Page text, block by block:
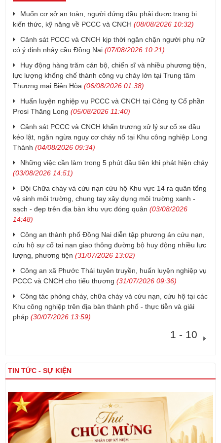
Muốn cơ sở an toàn, người đứng đầu phải được trang bị
kiến thức, kỹ năng về PCCC và CNCH (08/08/2026 10:32)
Cảnh sát PCCC và CNCH kịp thời ngăn chặn người phụ nữ
có ý định nhảy cầu Đồng Nai (07/08/2026 10:21)
Huy động hàng trăm cán bộ, chiến sĩ và nhiều phương tiện,
lực lượng khống chế thành công vụ cháy lớn tại Trung tâm
Thương mại Biên Hòa (06/08/2026 01:38)
Huấn luyện nghiệp vụ PCCC và CNCH tại Công ty Cổ phần
Prosi Thăng Long (05/08/2026 11:40)
Cảnh sát PCCC và CNCH khẩn trương xử lý sự cố xe đầu
kéo lật, ngăn ngừa nguy cơ cháy nổ tại Khu công nghiệp Long
Thành (04/08/2026 09:34)
Những việc cần làm trong 5 phút đầu tiên khi phát hiện cháy
(03/08/2026 14:51)
Đội Chữa cháy và cứu nạn cứu hộ Khu vực 14 ra quân tổng
vệ sinh môi trường, chung tay xây dựng môi trường xanh -
sạch - đẹp trên địa bàn khu vực đóng quân (03/08/2026
14:48)
Công an thành phố Đồng Nai diễn tập phương án cứu nạn,
cứu hộ sự cố tai nạn giao thông đường bộ huy động nhiều lực
lượng, phương tiện (31/07/2026 13:02)
Công an xã Phước Thái tuyên truyền, huấn luyện nghiệp vụ
PCCC và CNCH cho tiểu thương (31/07/2026 09:36)
Công tác phòng cháy, chữa cháy và cứu nạn, cứu hộ tại các
Khu công nghiệp trên địa bàn thành phố - thực tiễn và giải
pháp (30/07/2026 13:59)
1 - 10
TIN TỨC - SỰ KIỆN